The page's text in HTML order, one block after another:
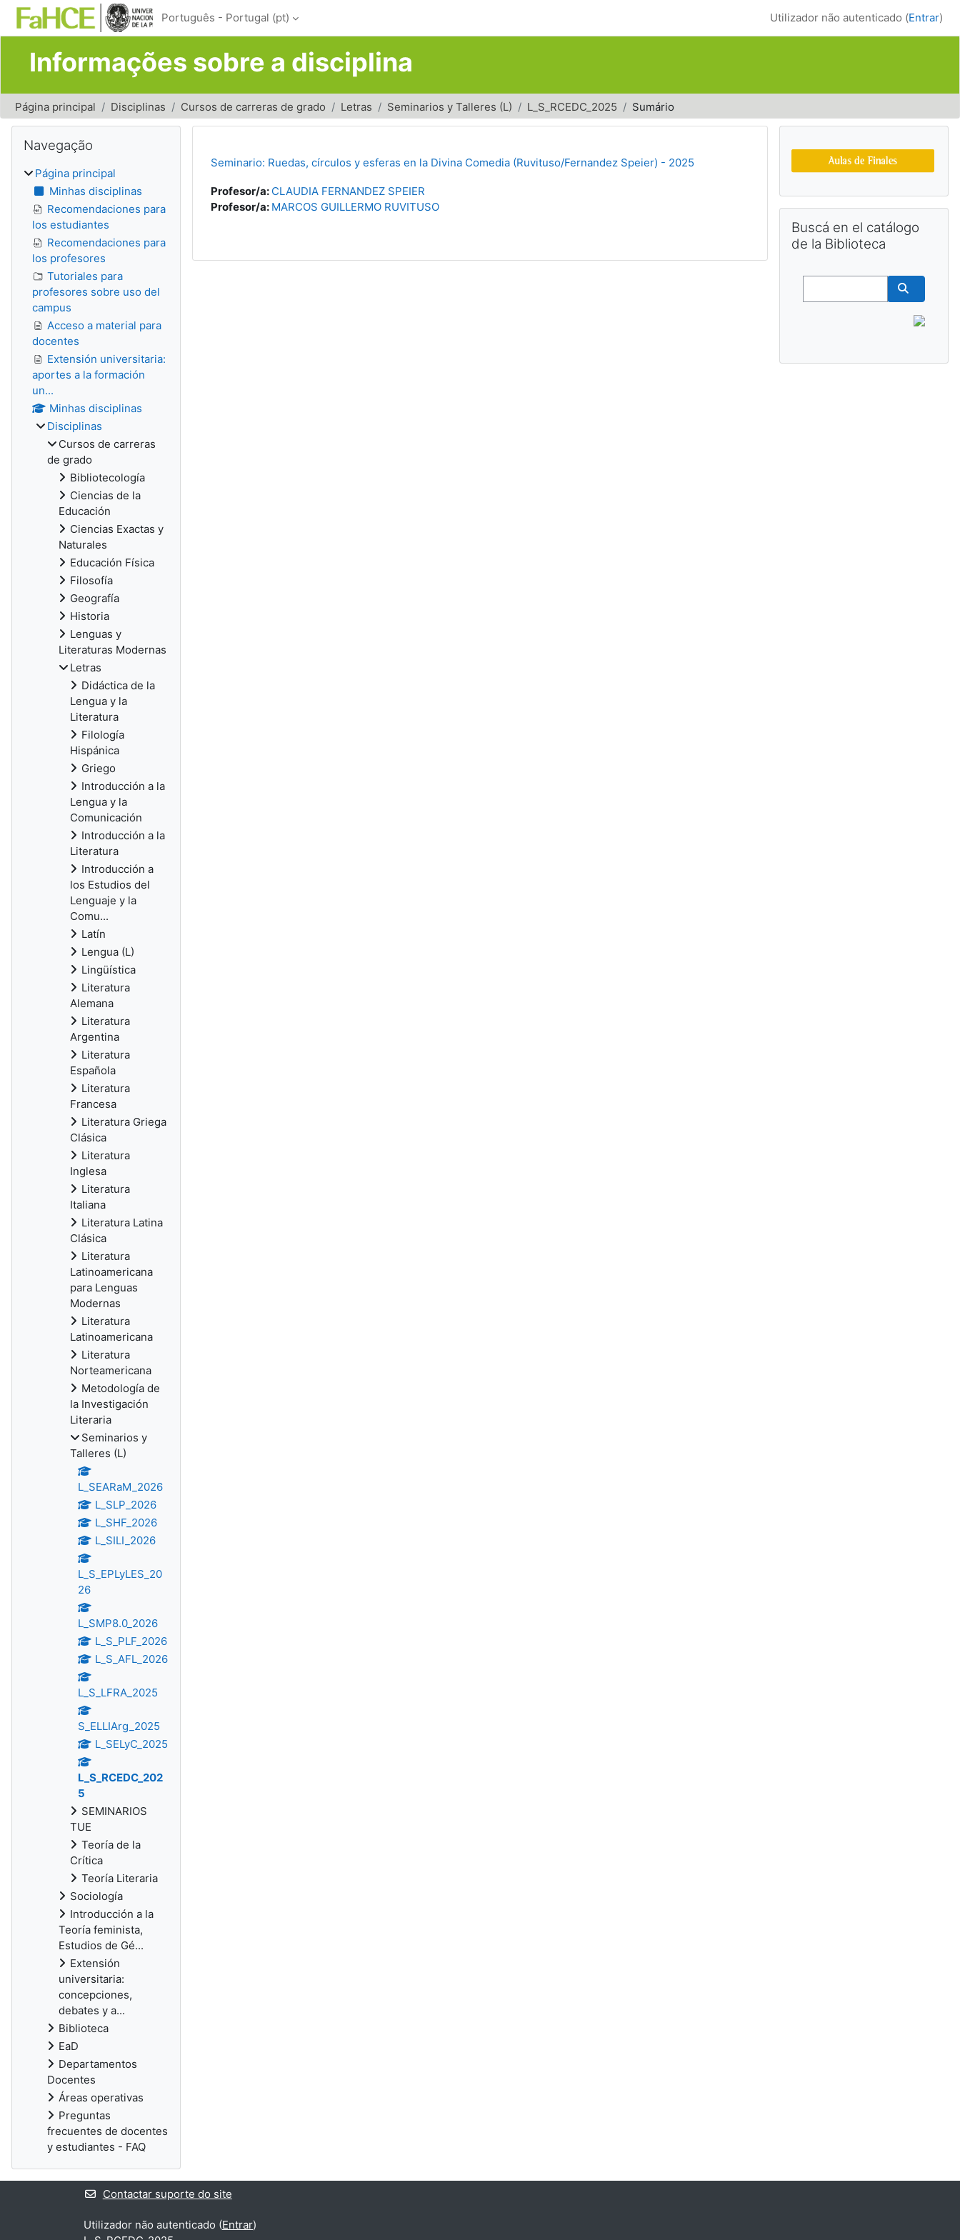
Ir para o conteúdo principal
Português - Portugal ‎(pt)‎ Utilizador não autenticado (Entrar)
Informações sobre a disciplina
Página principal Disciplinas Cursos de carreras de grado Letras Seminarios y Talleres (L) L_S_RCEDC_2025 Sumário
Seminario: Ruedas, círculos y esferas en la Divina Comedia (Ruvituso/Fernandez Speier) - 2025
Profesor/a: CLAUDIA FERNANDEZ SPEIER
Profesor/a: MARCOS GUILLERMO RUVITUSO
Blocos
Navegação
Página principal
Minhas disciplinas
Recomendaciones para
los estudiantes
Recomendaciones para
los profesores
Tutoriales para
profesores sobre uso del
campus
Acceso a material para
docentes
Extensión universitaria:
aportes a la formación
un...
Minhas disciplinas
Disciplinas
Cursos de carreras
de grado
Bibliotecología
Ciencias de la
Educación
Ciencias Exactas y
Naturales
Educación Física
Filosofía
Geografía
Historia
Lenguas y
Literaturas Modernas
Letras
Didáctica de la
Lengua y la
Literatura
Filología
Hispánica
Griego
Introducción a la
Lengua y la
Comunicación
Introducción a la
Literatura
Introducción a
los Estudios del
Lenguaje y la
Comu...
Latín
Lengua (L)
Lingüística
Literatura
Alemana
Literatura
Argentina
Literatura
Española
Literatura
Francesa
Literatura Griega
Clásica
Literatura
Inglesa
Literatura
Italiana
Literatura Latina
Clásica
Literatura
Latinoamericana
para Lenguas
Modernas
Literatura
Latinoamericana
Literatura
Norteamericana
Metodología de
la Investigación
Literaria
Seminarios y
Talleres (L)
L_SEARaM_2026
L_SLP_2026
L_SHF_2026
L_SILI_2026
L_S_EPLyLES_20
26
L_SMP8.0_2026
L_S_PLF_2026
L_S_AFL_2026
L_S_LFRA_2025
S_ELLIArg_2025
L_SELyC_2025
L_S_RCEDC_202
5
SEMINARIOS
TUE
Teoría de la
Crítica
Teoría Literaria
Sociología
Introducción a la
Teoría feminista,
Estudios de Gé...
Extensión
universitaria:
concepciones,
debates y a...
Biblioteca
EaD
Departamentos
Docentes
Áreas operativas
Preguntas
frecuentes de docentes
y estudiantes - FAQ
Buscá en el catálogo
de la Biblioteca
Buscar
Buscar
Contactar suporte do site
Utilizador não autenticado (Entrar)